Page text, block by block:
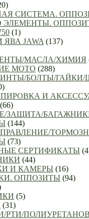
СИСТЕМА.
ЭЛЕМЕНТЫ.
(1)
JAWA (137)
МАСЛА/ХИМИЯ
МОТО (288)
БОЛТЫ/
И
(66)
ЗАЩИТА/
(144)
(73)
СЕРТИФИКАТЫ
(44)
И КАМЕРЫ (16)
ОППОЗИТЫ (94)
(5)
(31)
РТИ/